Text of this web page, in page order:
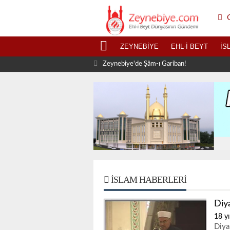
ZEYNEBIYE EHL-I BEYT
Zeynebiye'de Şâm-ı Gariban!
İSLAM HABERLERI
18